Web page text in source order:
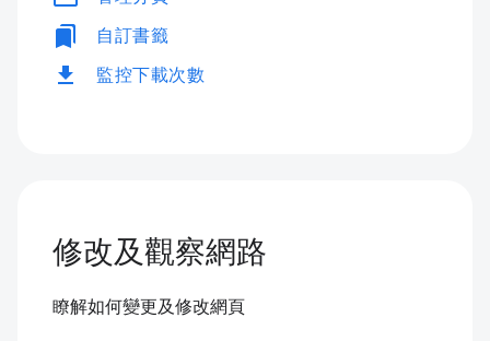
bookmarks 自訂書籤
download 監控下載次數
修改及觀察網路
瞭解如何變更及修改網頁